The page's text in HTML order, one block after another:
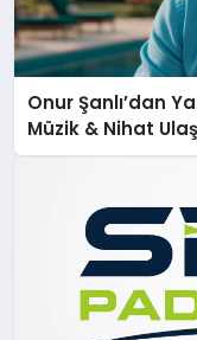
Onur Şanlı’dan
Müzik & Nihat